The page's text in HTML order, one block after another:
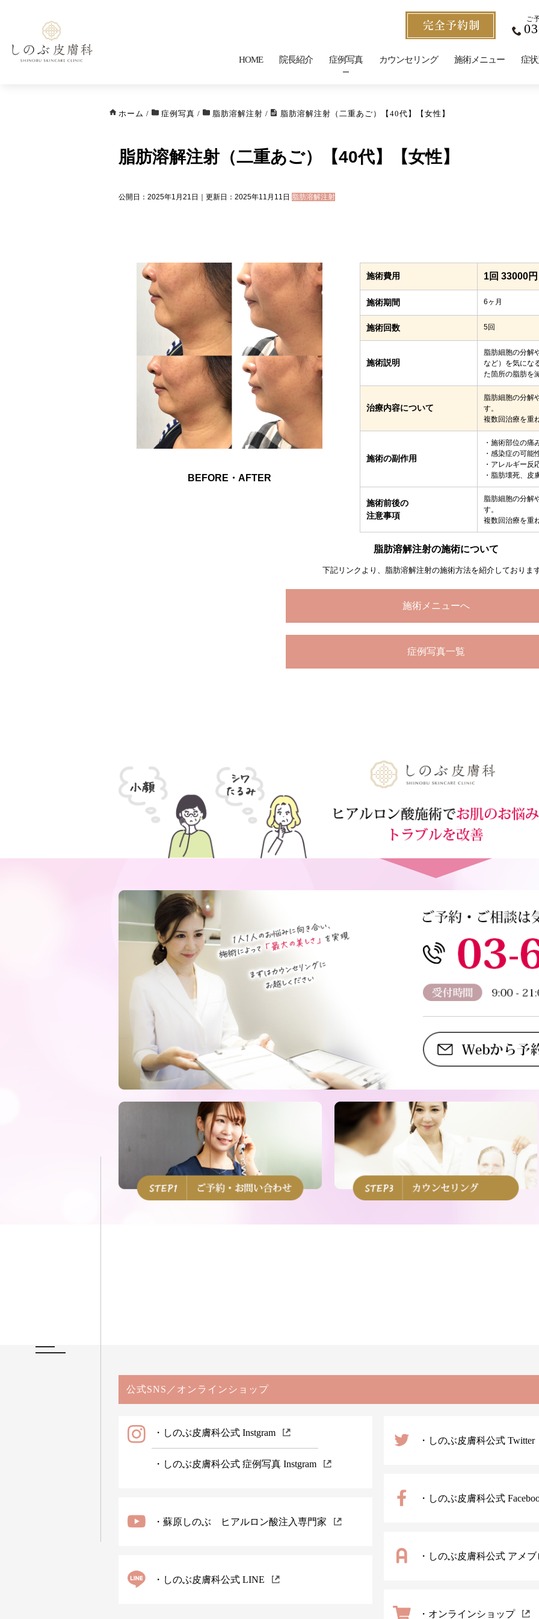
ホーム / 症例写真 / 脂肪溶解注射 / 脂肪溶解注射（二重あご）【40代】【女性】
ご
HOME 院長紹介 症例写真 カウンセリング 施術メニュー 症
脂肪溶解注射（二重あご）【40代】【女性】
公開日：2025年1月21日｜更新日：2025年11月11日 脂肪溶解注射
BEFORE・AFTER
施術費用 1回 33000円
施術期間 6ヶ月
施術回数 5回
施術説明
脂肪細胞の分解
など）を気にな
た箇所の脂肪を
治療内容について
脂肪細胞の分解
す。
複数回治療を重
施術の副作用
・施術部位の痛
・感染症の可能
・アレルギー反
・脂肪壊死、皮
施術前後の
注意事項
脂肪細胞の分解
す。
複数回治療を重
脂肪溶解注射の施術について
下記リンクより、脂肪溶解注射の施術方法を紹介しておりま
施術メニューへ
症例写真一覧
公式SNS／オンラインショップ
・しのぶ皮膚科公式 Instgram
・しのぶ皮膚科公式 症例写真 Instgram
・蘇原しのぶ ヒアルロン酸注入専門家
・しのぶ皮膚科公式 LINE
・しのぶ皮膚科公式 Twitter
・しのぶ皮膚科公式
・しのぶ皮膚科公式 アメブ
・オンラインショップ